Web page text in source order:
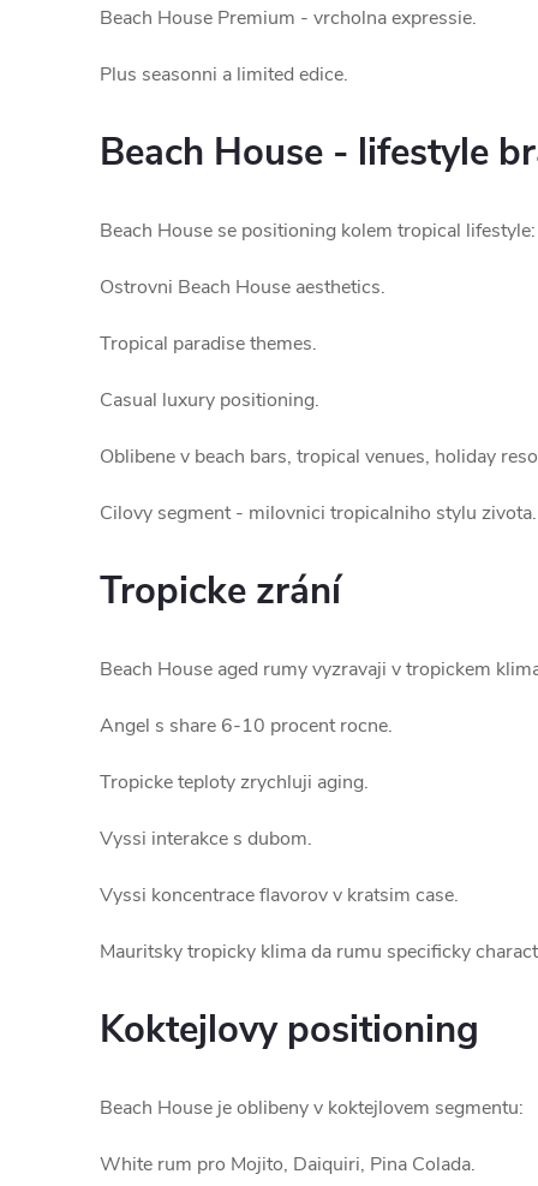
Beach House Premium - vrcholna expressie.
Plus seasonni a limited edice.
Beach House - lifestyle
Beach House se positioning kolem tropical lifestyle:
Ostrovni Beach House aesthetics.
Tropical paradise themes.
Casual luxury positioning.
Oblibene v beach bars, tropical venues, holiday
Cilovy segment - milovnici tropicalniho stylu zivota.
Tropicke zrání
Beach House aged rumy vyzravaji v tropickem
Angel s share 6-10 procent rocne.
Tropicke teploty zrychluji aging.
Vyssi interakce s dubom.
Vyssi koncentrace flavorov v kratsim case.
Mauritsky tropicky klima da rumu specificky
Koktejlovy positioning
Beach House je oblibeny v koktejlovem segmentu:
White rum pro Mojito, Daiquiri, Pina Colada.